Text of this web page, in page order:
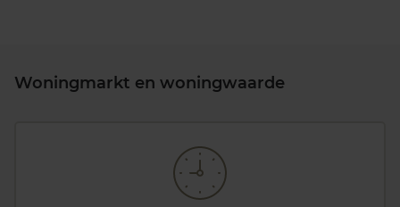
Woningmarkt en woningwaarde